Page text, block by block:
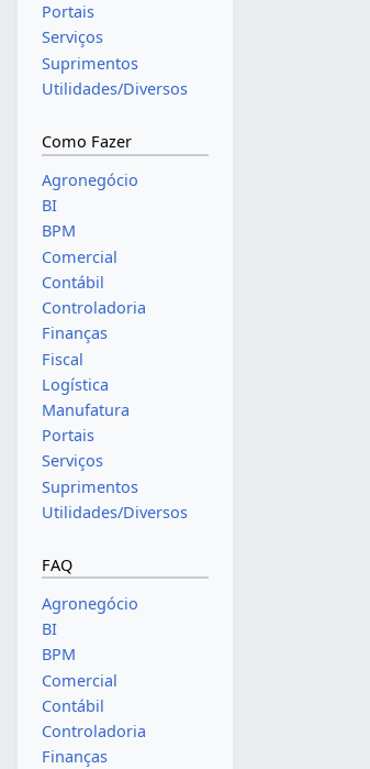
Portais
Serviços
Suprimentos
Utilidades/Diversos
Como Fazer
Agronegócio
BI
BPM
Comercial
Contábil
Controladoria
Finanças
Fiscal
Logística
Manufatura
Portais
Serviços
Suprimentos
Utilidades/Diversos
FAQ
Agronegócio
BI
BPM
Comercial
Contábil
Controladoria
Finanças